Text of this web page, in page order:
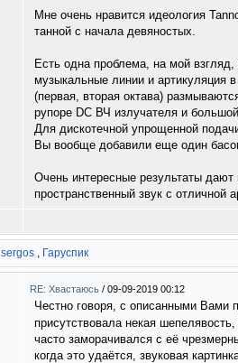
Мне очень нравится идеология
танной с начала девяностых.
Есть одна проблема, на мой
музыкальные линии и артикуляция
(первая, вторая октава)
рупоре DC ВЧ излучателя и
Для дискотечной упрощенной
Вы вообще добавили еще один
Очень интересные результаты
пространственный звук с отличной
sergos , Гаруспик
RE: Хвастаюсь / 09-09-2019 00:12
Честно говоря, с описанными Вами
присутствовала некая
часто заморачивался с её
когда это удаётся, звуковая